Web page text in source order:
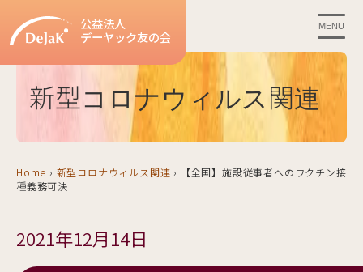
公益法人
デーヤック友の会
MENU
新型コロナウィルス関連
Home › 新型コロナウィルス関連 ›
【全国】施設従事者へのワクチン接
種義務可決
2021年12月14日